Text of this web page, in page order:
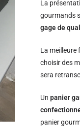
La
gourmands
gage de
La meilleure
choisir des
sera
Unpanier
panier